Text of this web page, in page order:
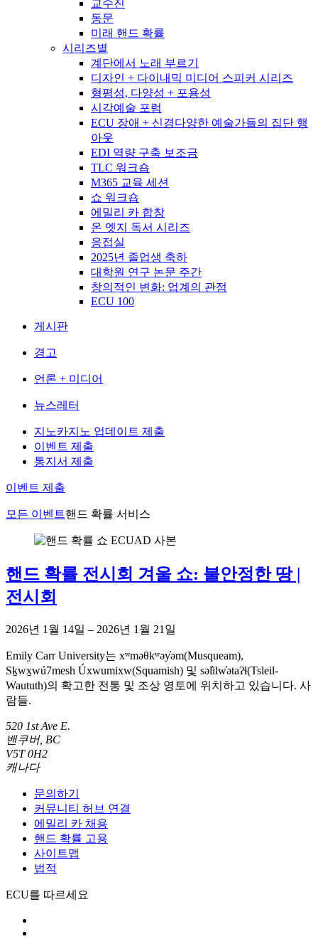
교수진
동문
미래 핸드 확률
시리즈별
계단에서 노래 부르기
디자인 + 다이내믹 미디어 스피커 시리즈
형평성, 다양성 + 포용성
시각예술 포럼
ECU 장애 + 신경다양한 예술가들의 집단 행
아웃
EDI 역량 구축 보조금
TLC 워크숍
M365 교육 세션
쇼 워크숍
에밀리 카 합창
온 엣지 독서 시리즈
응접실
2025년 졸업생 축하
대학원 연구 논문 주간
창의적인 변화: 업계의 관점
ECU 100
게시판
경고
언론 + 미디어
뉴스레터
지노카지노 업데이트 제출
이벤트 제출
통지서 제출
이벤트 제출
모든 이벤트핸드 확률 서비스
핸드 확률 전시회 겨울 쇼: 불안정한 땅 |
전시회
2026년 1월 14일 – 2026년 1월 21일
Emily Carr University는 xʷməθkʷəy̓əm(Musqueam),
Sḵwx̱wú7mesh Úxwumixw(Squamish) 및 səl̓ilw̓ətaʔɬ(Tsleil-
Waututh)의 확고한 전통 및 조상 영토에 위치하고 있습니다. 사
람들.
520 1st Ave E.
밴쿠버, BC
V5T 0H2
캐나다
문의하기
커뮤니티 허브 연결
에밀리 카 채용
핸드 확률 고용
사이트맵
법적
ECU를 따르세요